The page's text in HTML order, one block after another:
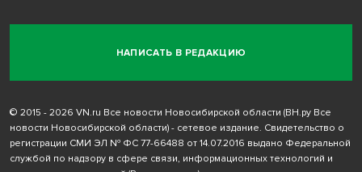
НАПИСАТЬ В РЕДАКЦИЮ
© 2015 - 2026 VN.ru Все новости Новосибирской области (ВН.ру Все
новости Новосибирской области) - сетевое издание. Свидетельство о
регистрации СМИ ЭЛ № ФС 77-66488 от 14.07.2016 выдано Федеральной
службой по надзору в сфере связи, информационных технологий и